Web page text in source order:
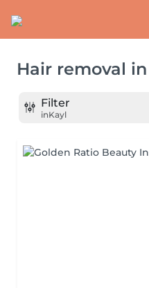
Hair removal in
Filter
inKayl